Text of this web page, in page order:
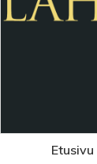
Etusivu